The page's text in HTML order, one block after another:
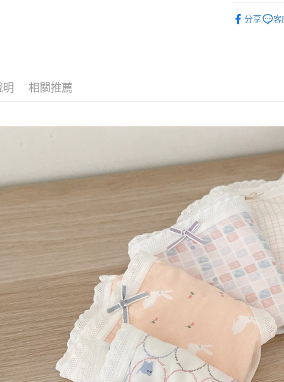
付款後全家取
每筆NT$80
宅配(外島)
每筆
其他海外郵寄
香港澳門地區
分享 客
明 相關推薦